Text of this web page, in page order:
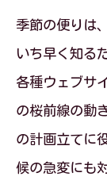
桜の開花
季節
る
東京
立て
桜開
季節の便りは
いち早く知る
各種ウェブサ
の桜前線の動
の計画立てに
候の急変にも